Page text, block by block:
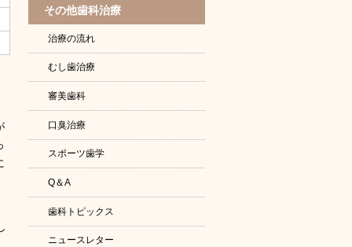
その他歯科治療
治療の流れ
むし歯治療
審美歯科
口臭治療
スポーツ歯学
Q＆A
歯科トピックス
ニュースレター